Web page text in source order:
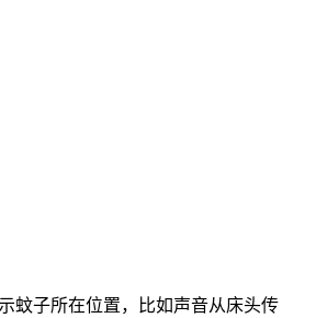
蚊子所在位置，比如声音从床头传